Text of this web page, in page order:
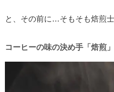
と、その前に…そもそも焙煎
コーヒーの味の決め手「焙煎」